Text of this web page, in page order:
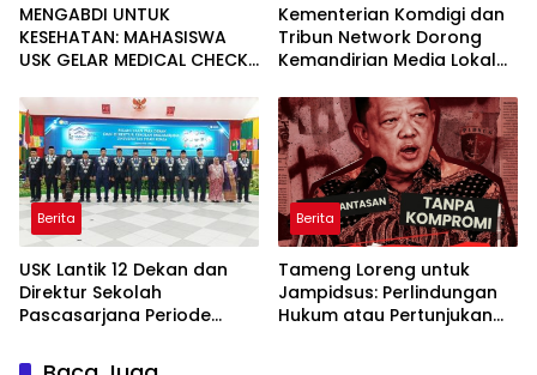
MENGABDI UNTUK
KESEHATAN: MAHASISWA
USK GELAR MEDICAL CHECK
DESA AGUSEN
Kementerian Komdigi dan
Tribun Network Dorong
Kemandirian Media Lokal
Aceh
Berita
USK Lantik 12 Dekan dan
Direktur Sekolah
Pascasarjana Periode
Berita
Tameng Loreng untuk
Jampidsus: Perlindungan
Hukum atau Pertunjukan